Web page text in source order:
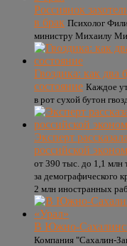
Россиянок
в брак Психолог
министру Михаилу
Гвоздика: как два
состояние Каждое
в рот сухой бутон
Эксперт
российской
от 390 тыс. до 1,1 млн
за демографического
2 млн иностранных
В Южно-
Компания "Сахалин-